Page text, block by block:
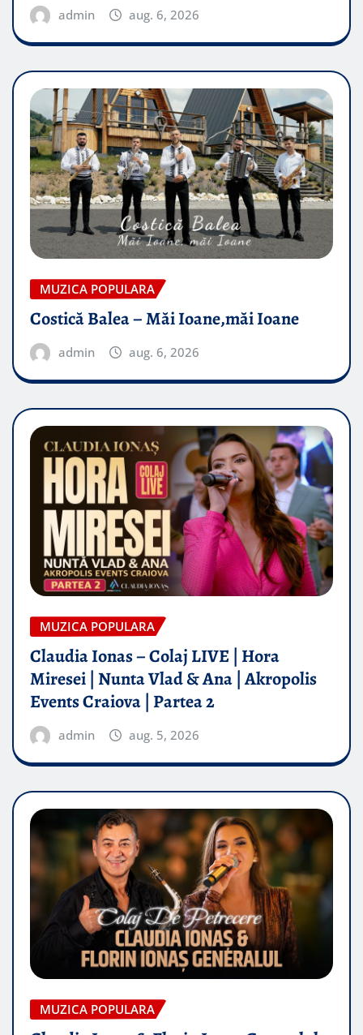
admin aug. 6, 2026
MUZICA POPULARA
Costică Balea – Măi Ioane,măi Ioane
admin aug. 6, 2026
MUZICA POPULARA
Claudia Ionas – Colaj LIVE | Hora
Miresei | Nunta Vlad & Ana | Akropolis
Events Craiova | Partea 2
admin aug. 5, 2026
MUZICA POPULARA